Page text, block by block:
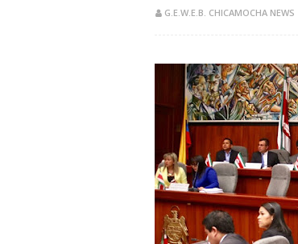
G.E.W.E.B. CHICAMOCHA NEWS